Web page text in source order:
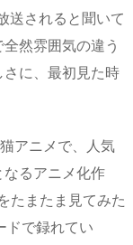
送されると聞いて
然雰囲気の違う
に、最初見た時
アニメで、人気
るアニメ化作
たまたま見てみた
ドで録れてい